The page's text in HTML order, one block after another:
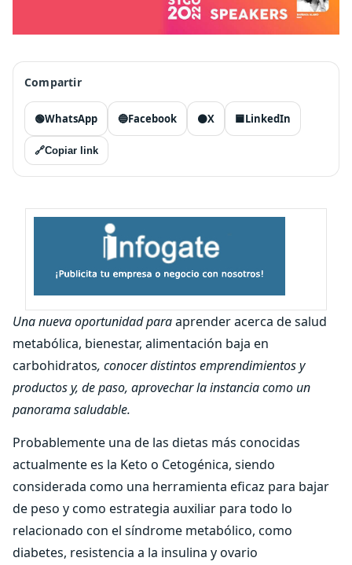
Compartir
🟢WhatsApp 🔵Facebook ⚫X 🟦LinkedIn
🔗Copiar link
Una nueva oportunidad paraaprender acerca de salud
metabólica, bienestar, alimentación baja en
carbohidratos, conocer distintos emprendimientos y
productos y, de paso, aprovechar la instancia como un
panorama saludable.
Probablemente una de las dietas más conocidas
actualmente es la Keto o Cetogénica, siendo
considerada como una herramienta eficaz para bajar
de peso y como estrategia auxiliar para todo lo
relacionado con el síndrome metabólico, como
diabetes, resistencia a la insulina y ovario